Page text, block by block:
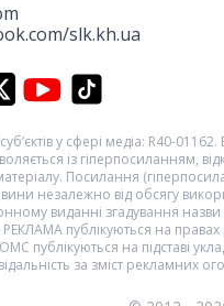
slk.kh.ua
у сфері медіа: R40-
із гіперпосиланням,
Посилання
незалежно від обсягу
виданні згадування
РЕКЛАМА публікуються на
ОМС публікуються на підставі
за зміст рекламних